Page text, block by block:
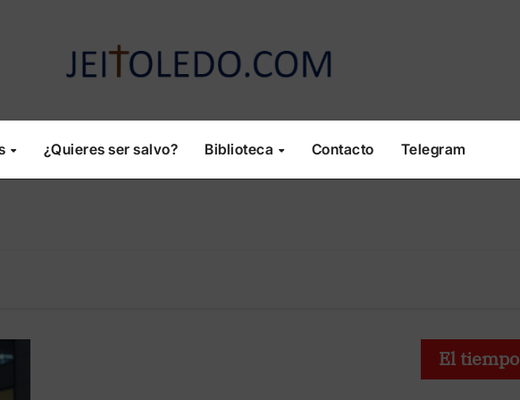
¿Quieres ser salvo? Biblioteca Contacto Telegram
El tiempo